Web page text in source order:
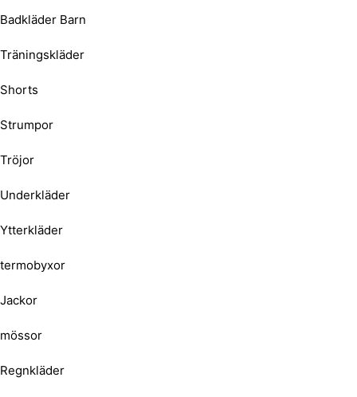
Badkläder Barn
Träningskläder
Shorts
Strumpor
Tröjor
Underkläder
Ytterkläder
termobyxor
Jackor
mössor
Regnkläder